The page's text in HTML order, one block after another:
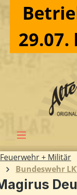
Zum Hauptinhalt
29.07.
Feuerwehr + Militär
Bundeswehr